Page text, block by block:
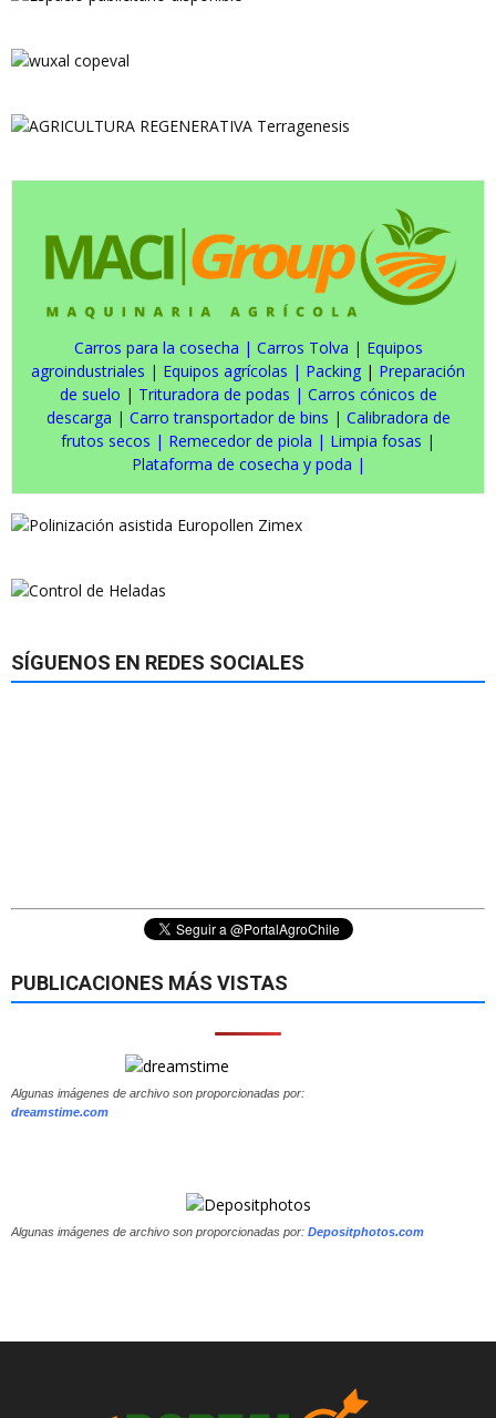
Carros para la cosecha | Carros Tolva | Equipos
agroindustriales | Equipos agrícolas | Packing | Preparación
de suelo | Trituradora de podas | Carros cónicos de
descarga | Carro transportador de bins | Calibradora de
frutos secos | Remecedor de piola | Limpia fosas |
Plataforma de cosecha y poda |
SÍGUENOS EN REDES SOCIALES
PUBLICACIONES MÁS VISTAS
Algunas imágenes de archivo son proporcionadas por:
dreamstime.com
Algunas imágenes de archivo son proporcionadas por: Depositphotos.com